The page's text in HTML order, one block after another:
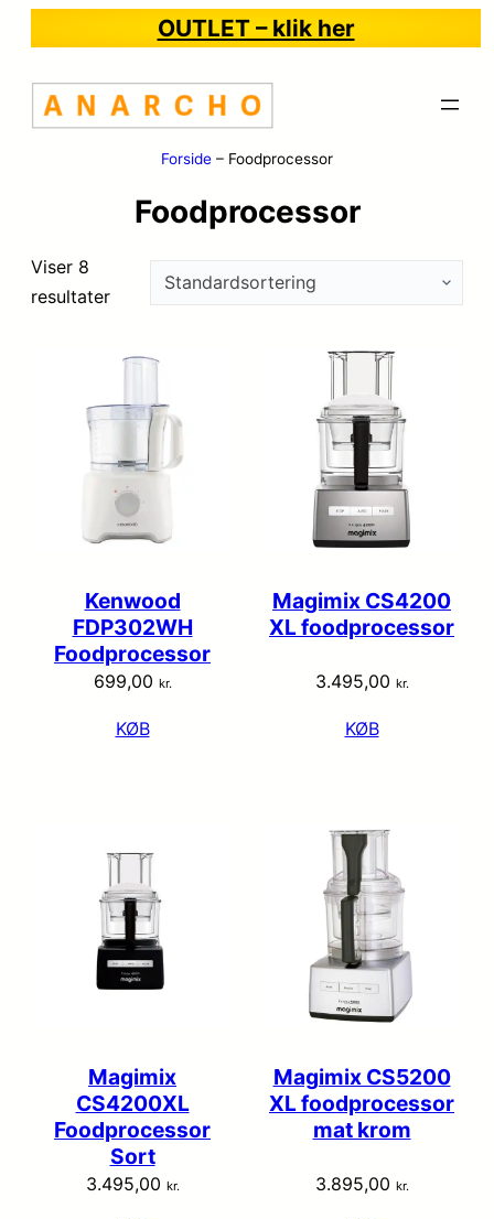
OUTLET – klik her
Forside – Foodprocessor
Foodprocessor
Viser 8
resultater
Kenwood
FDP302WH
Foodprocessor
699,00 kr.
KØB
Magimix CS4200
XL foodprocessor
3.495,00 kr.
KØB
Magimix
CS4200XL
Foodprocessor
Sort
3.495,00 kr.
Magimix CS5200
XL foodprocessor
mat krom
3.895,00 kr.